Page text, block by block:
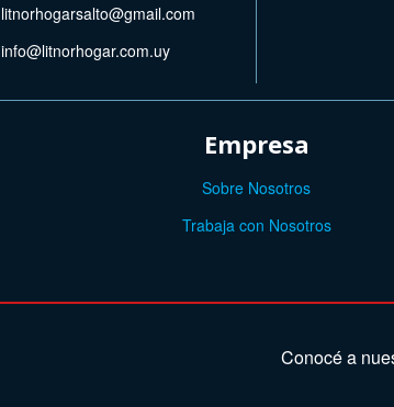
litnorhogarsalto@gmail.com
info@litnorhogar.com.uy
Empresa
Sobre Nosotros
Trabaja con Nosotros
Conocé a